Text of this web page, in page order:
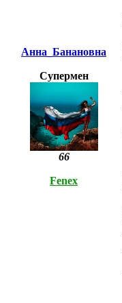
Анна_Банановна
Супермен
66
Fenex